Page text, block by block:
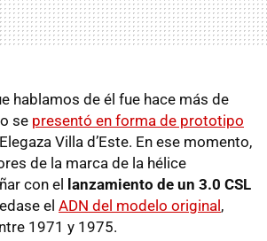
hablamos de él fue hace más de
se presentó en forma de prototipo
Villa d’Este. En ese momento,
de la marca de la hélice
con el lanzamiento de un 3.0 CSL
el ADN del modelo original,
1971 y 1975.